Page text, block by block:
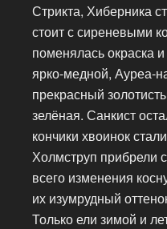
Стрикта, Хиберника
стоит с сиреневыми
поменялась окраска
ярко-медной, Ауреа-
прекрасный
зелёная. Санкист
кончики хвоинок
Холмструп прибрели
всего изменения
их изумрудный
Только ели зимой и